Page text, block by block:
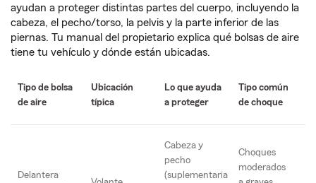
ayudan a proteger distintas partes del cuerpo, incluyendo la
cabeza, el pecho/torso, la pelvis y la parte inferior de las
piernas. Tu manual del propietario explica qué bolsas de aire
tiene tu vehículo y dónde están ubicadas.
Tipo de bolsa
de aire
Ubicación
típica
Lo que ayuda
a proteger
Tipo común
de choque
Delantera
Cabeza y
pecho
(suplementaria
Choques
moderados